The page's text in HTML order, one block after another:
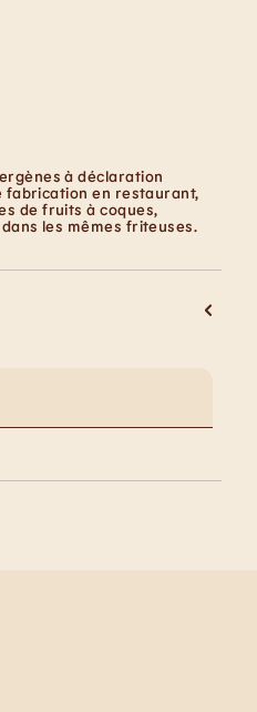
à déclaration
fabrication en restaurant,
de fruits à coques,
les mêmes friteuses.